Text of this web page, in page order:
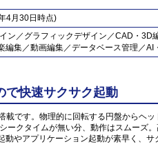
4月30日時点)
ン／グラフィックデザイン／CAD・3D
編集／動画編集／データベース管理／
で快速サクサク起動
載です。物理的に回転する円盤からヘ
ークタイムが無い分、動作はスムーズ
動やアプリケーション起動が素早く、サ